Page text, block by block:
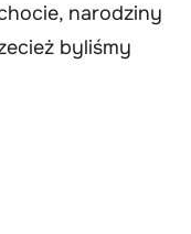
narodziny
byliśmy